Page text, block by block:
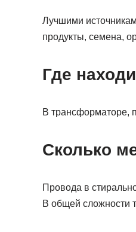
Лучшими
продукты, семена,
Где
В трансформаторе,
Сколько
Провода в
В общей сложности